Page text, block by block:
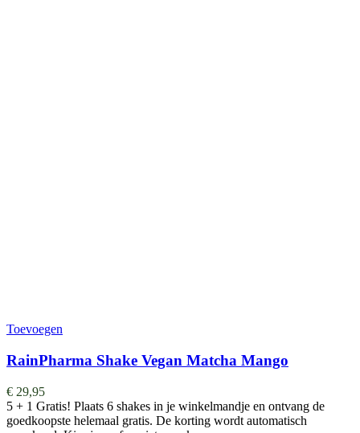
Toevoegen
RainPharma Shake Vegan Matcha Mango
€ 29,95
5 + 1 Gratis! Plaats 6 shakes in je winkelmandje en ontvang de
goedkoopste helemaal gratis. De korting wordt automatisch